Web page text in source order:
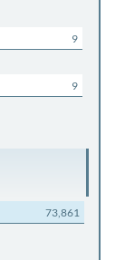
9
9
73,861